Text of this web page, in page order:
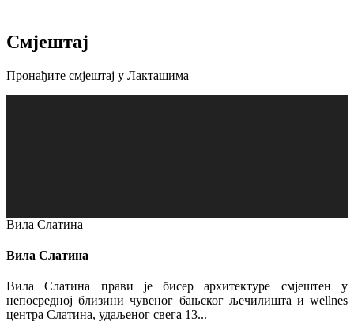
Смјештај
Пронађите смјештај у Лакташима
Вила Слатина
Вила Слатина
Вила Слатина прави је бисер архитектуре смјештен у
непосредној близини чувеног бањског љечилишта и wellnes
центра Слатина, удаљеног свега 13...